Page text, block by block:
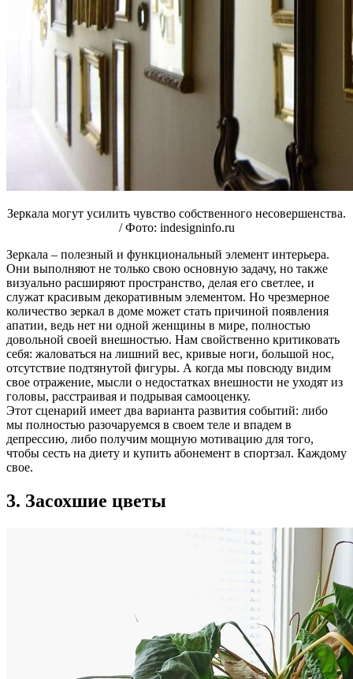
Зеркала могут усилить чувство собственного несовершенства.
/ Фото: indesigninfo.ru
Зеркала – полезный и функциональный элемент интерьера.
Они выполняют не только свою основную задачу, но также
визуально расширяют пространство, делая его светлее, и
служат красивым декоративным элементом. Но чрезмерное
количество зеркал в доме может стать причиной появления
апатии, ведь нет ни одной женщины в мире, полностью
довольной своей внешностью. Нам свойственно критиковать
себя: жаловаться на лишний вес, кривые ноги, большой нос,
отсутствие подтянутой фигуры. А когда мы повсюду видим
свое отражение, мысли о недостатках внешности не уходят из
головы, расстраивая и подрывая самооценку.
Этот сценарий имеет два варианта развития событий: либо
мы полностью разочаруемся в своем теле и впадем в
депрессию, либо получим мощную мотивацию для того,
чтобы сесть на диету и купить абонемент в спортзал. Каждому
свое.
3. Засохшие цветы